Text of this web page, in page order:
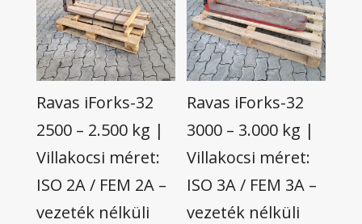
Ravas iForks-32
2500 – 2.500 kg |
Villakocsi méret:
ISO 2A / FEM 2A –
vezeték nélküli
Ravas iForks-32
3000 – 3.000 kg |
Villakocsi méret:
ISO 3A / FEM 3A –
vezeték nélküli